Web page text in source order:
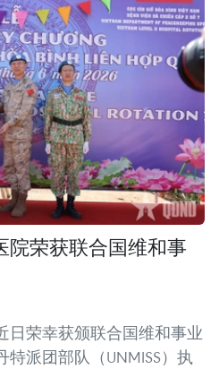
院荣获联合国维和事
日荣幸获颁联合国维和事业
派团部队（UNMISS）执